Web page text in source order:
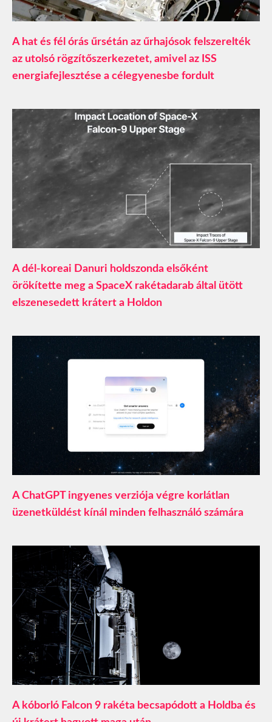
A hat és fél órás űrsétán az űrhajósok felszerelték
az utolsó rögzítőszerkezetet, amivel az ISS
energiafejlesztése a célegyenesbe fordult
A dél-koreai Danuri holdszonda elsőként
örökítette meg a SpaceX rakétadarab által ütött
elszenesedett krátert a Holdon
A ChatGPT ingyenes verziója végre korlátlan
üzenetküldést kínál minden felhasználó számára
A kóborló Falcon 9 rakéta becsapódott a Holdba és